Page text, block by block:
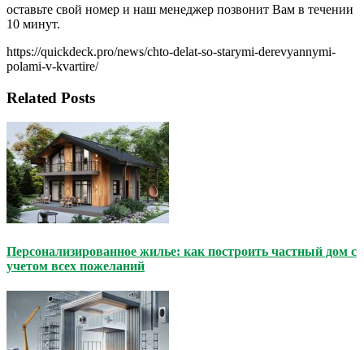
оставьте свой номер и наш менеджер позвонит Вам в течении
10 минут.
https://quickdeck.pro/news/chto-delat-so-starymi-derevyannymi-
polami-v-kvartire/
Related Posts
Персонализированное жилье: как построить частный дом с
учетом всех пожеланий